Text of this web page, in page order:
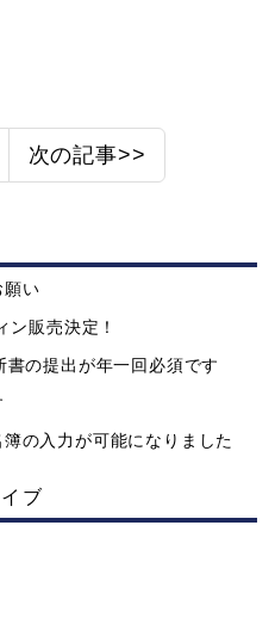
次の記事>>
願い
販売決定！
の提出が年一回必須です
の入力が可能になりました
ブ